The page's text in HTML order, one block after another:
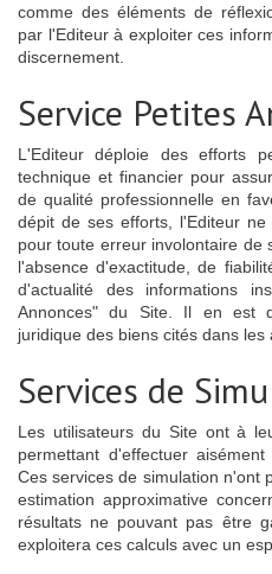
comme des éléments de
par l'Editeur à exploiter ces
discernement.
Service Petites
L'Editeur déploie des efforts
technique et financier pour
de qualité professionnelle en
dépit de ses efforts, l'Editeur
pour toute erreur involontaire de
l'absence d'exactitude, de
d'actualité des informations
Annonces" du Site. Il en est
juridique des biens cités dans les
Services de
Les utilisateurs du Site ont à
permettant d'effectuer
Ces services de simulation n'ont
estimation approximative
résultats ne pouvant pas être
exploitera ces calculs avec un